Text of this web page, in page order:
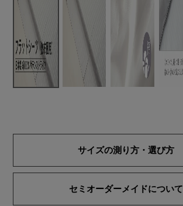
サイズの測り方・選び方
セミオーダーメイドについて